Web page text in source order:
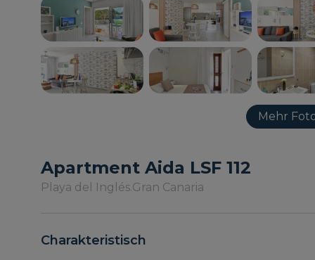
Mehr
Apartment Aida LSF 112
Playa del Inglés.Gran Canaria
Charakteristisch